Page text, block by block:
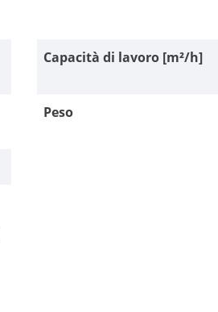
Capacità di lavoro [m²/h]
Peso